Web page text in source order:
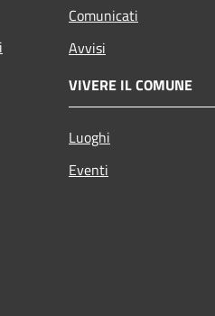
Comunicati
Avvisi
VIVERE IL COMUNE
Luoghi
Eventi